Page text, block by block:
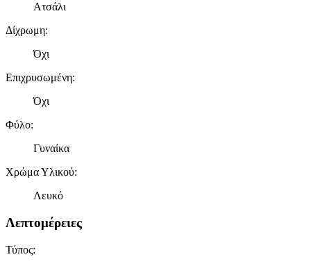
Ατσάλι
Δίχρωμη:
Όχι
Επιχρυσωμένη:
Όχι
Φύλο:
Γυναίκα
Χρώμα Υλικού:
Λευκό
Λεπτομέρειες
Τύπος: